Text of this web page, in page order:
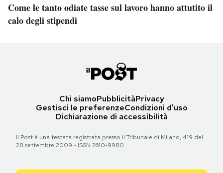
Come le tanto odiate tasse sul lavoro hanno attutito il
calo degli stipendi
Chi siamoPubblicitàPrivacy
Gestisci le preferenzeCondizioni d'uso
Dichiarazione di accessibilità
Il Post è una testata registrata presso il Tribunale di Milano, 419 del
28 settembre 2009 - ISSN 2610-9980